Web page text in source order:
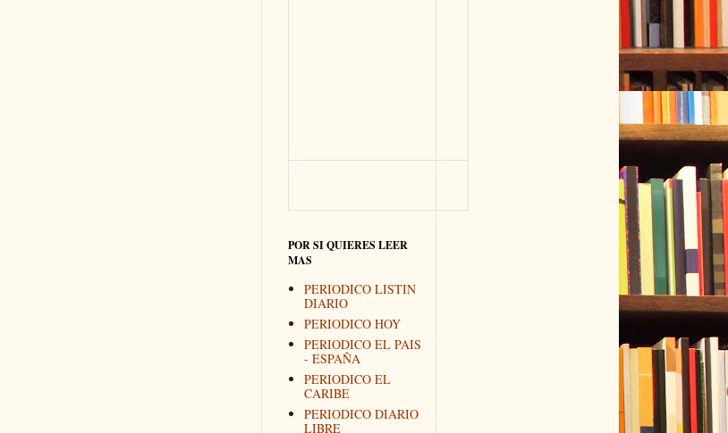
POR SI QUIERES LEER
MAS
PERIODICO LISTIN
DIARIO
PERIODICO HOY
PERIODICO EL PAIS
- ESPAÑA
PERIODICO EL
CARIBE
PERIODICO DIARIO
LIBRE